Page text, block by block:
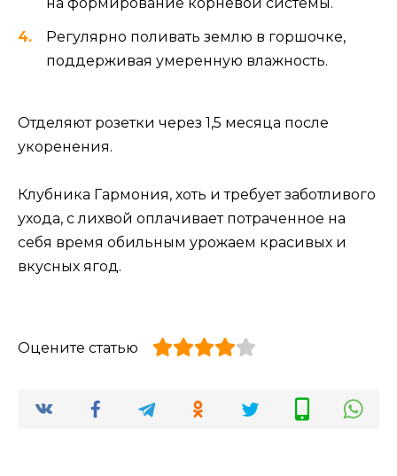
Регулярно поливать землю в горшочке,
поддерживая умеренную влажность.
Отделяют розетки через 1,5 месяца после
укоренения.
Клубника Гармония, хоть и требует заботливого
ухода, с лихвой оплачивает потраченное на
себя время обильным урожаем красивых и
вкусных ягод.
Оцените статью